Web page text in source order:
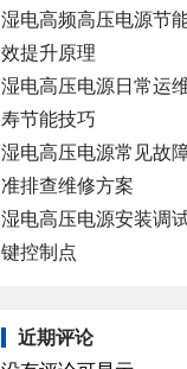
湿电高频高压电源节
效提升原理
湿电高压电源日常运
寿节能技巧
湿电高压电源常见故
准排查维修方案
湿电高压电源安装调
键控制点
近期评论